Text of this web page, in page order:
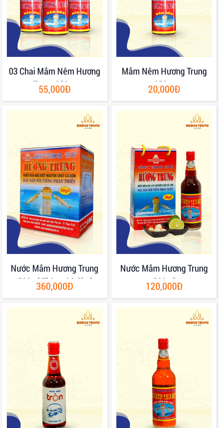
03 Chai Mắm Nêm Hương
Trung 250gr
55,000Đ
Mắm Nêm Hương Trung
250gr
20,000Đ
Nước Mắm Hương Trung
500ml Thùng 06 Chai
360,000Đ
Nước Mắm Hương Trung
500ml
120,000Đ